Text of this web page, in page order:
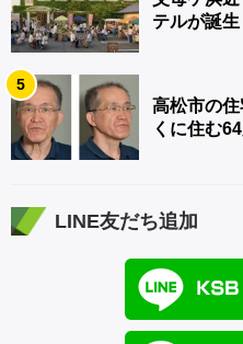
テルが誕
5
高松市の
くに住む
LINE友だち追加